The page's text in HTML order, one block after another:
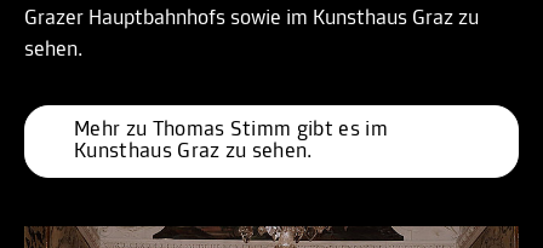
Grazer Hauptbahnhofs sowie im Kunsthaus Graz zu
sehen.
Mehr zu Thomas Stimm gibt es im
Kunsthaus Graz zu sehen.